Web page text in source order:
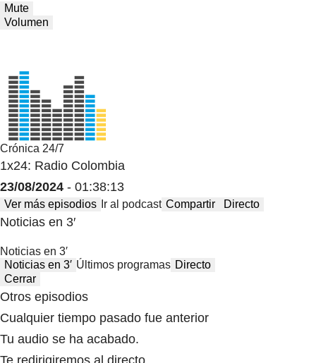
Mute
Volumen
Crónica 24/7
1x24: Radio Colombia
23/08/2024 - 01:38:13
Ver más episodios Ir al podcast Compartir Directo
Noticias en 3′
Noticias en 3′
Noticias en 3′ Últimos programas Directo
Cerrar
Otros episodios
Cualquier tiempo pasado fue anterior
Tu audio se ha acabado.
Te redirigiremos al directo.